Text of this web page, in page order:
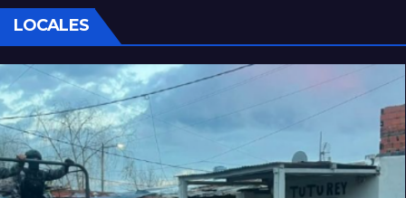
LOCALES